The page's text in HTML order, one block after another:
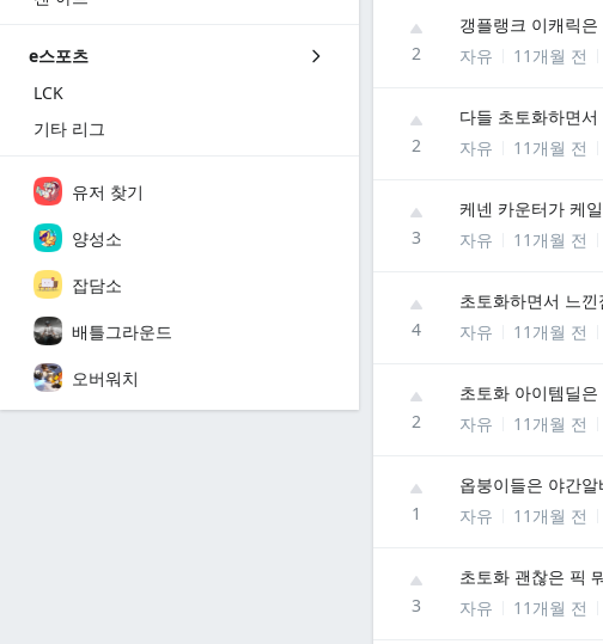
e스포츠
LCK
기타 리그
유저 찾기
양성소
잡담소
배틀그라운드
오버워치
2
갱플랭크 이캐릭
자유
11개월 전
2
다들 초토화하면
자유
11개월 전
3
케넨 카운터가 케
자유
11개월 전
4
초토화하면서 느낀
자유
11개월 전
2
초토화 아이템딜
자유
11개월 전
1
옵붕이들은 야간
자유
11개월 전
3
초토화 괜찮은 픽
자유
11개월 전